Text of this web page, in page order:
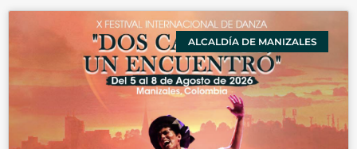
ALCALDÍA DE MANIZALES